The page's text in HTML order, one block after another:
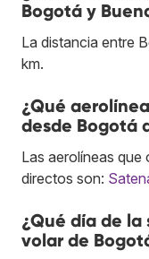
Bogotá y
La distancia entre
km.
¿Qué
desde Bogotá
Las aerolíneas
directos son:
¿Qué día de la
volar de